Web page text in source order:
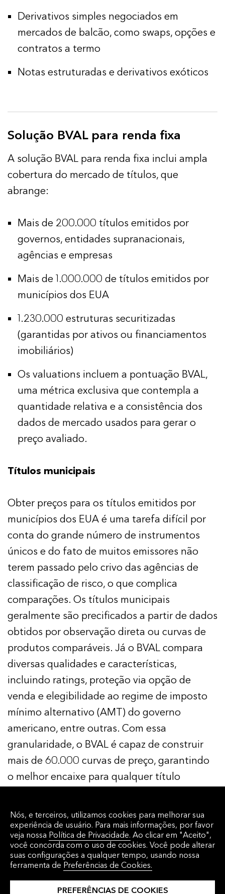
Derivativos simples negociados em
mercados de balcão, como swaps, opções e
contratos a termo
Notas estruturadas e derivativos exóticos
Solução BVAL para renda fixa
A solução BVAL para renda fixa inclui ampla
cobertura do mercado de títulos, que
abrange:
Mais de 200.000 títulos emitidos por
governos, entidades supranacionais,
agências e empresas
Mais de 1.000.000 de títulos emitidos por
municípios dos EUA
1.230.000 estruturas securitizadas
(garantidas por ativos ou financiamentos
imobiliários)
Os valuations incluem a pontuação BVAL,
uma métrica exclusiva que contempla a
quantidade relativa e a consistência dos
dados de mercado usados para gerar o
preço avaliado.
Títulos municipais
Obter preços para os títulos emitidos por
municípios dos EUA é uma tarefa difícil por
conta do grande número de instrumentos
únicos e do fato de muitos emissores não
terem passado pelo crivo das agências de
classificação de risco, o que complica
comparações. Os títulos municipais
geralmente são precificados a partir de dados
obtidos por observação direta ou curvas de
produtos comparáveis. Já o BVAL compara
diversas qualidades e características,
incluindo ratings, proteção via opção de
venda e elegibilidade ao regime de imposto
mínimo alternativo (AMT) do governo
americano, entre outras. Com essa
granularidade, o BVAL é capaz de construir
mais de 60.000 curvas de preço, garantindo
o melhor encaixe para qualquer título
Curvas BVAL de títulos municipais AAA
AAA no Terminal Bloomberg
As curvas de títulos municipais AAA do BVAL
Nós, e terceiros, utilizamos cookies para melhorar sua
experiência de usuário. Para mais informações, por favor
veja nossa Política de Privacidade. Ao clicar em "Aceito",
você concorda com o uso de cookies. Você pode alterar
suas configurações a qualquer tempo, usando nossa
ferramenta de Preferências de Cookies.
PREFERÊNCIAS DE COOKIES